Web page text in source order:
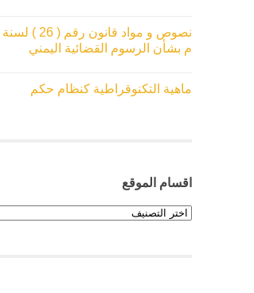
م بشأن الرسوم القضائية اليمني
ماهية التكنوقراطية كنظام حكم
اقسام الموقع
اقسام
الموقع